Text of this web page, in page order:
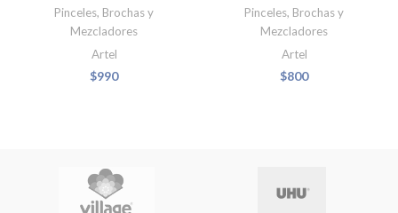
Pinceles, Brochas y
Mezcladores
Artel
$990
Pinceles, Brochas y
Mezcladores
Artel
$800